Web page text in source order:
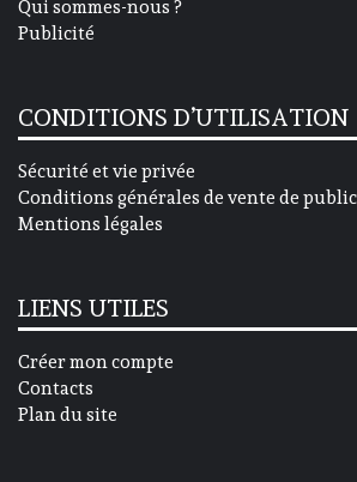
Qui sommes-nous ?
Publicité
CONDITIONS D’UTILISATION
Sécurité et vie privée
Conditions générales de vente de
Mentions légales
LIENS UTILES
Créer mon compte
Contacts
Plan du site